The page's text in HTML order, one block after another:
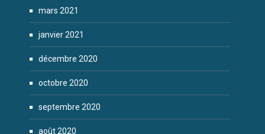
mars 2021
janvier 2021
décembre 2020
octobre 2020
septembre 2020
août 2020